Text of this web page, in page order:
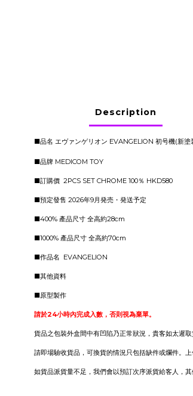
Description
■品名 エヴァンゲリオン EVANGELION 初号機(新
■品牌 MEDICOM TOY
■訂購價 2PCS SET CHROME 100％ HKD580
■預定發售 2026年9月発売・発送予定
■400% 產品尺寸 全高約28cm
■1000% 產品尺寸 全高約70cm
■作品名 EVANGELION
■其他資料
■原型製作
請於24小時內完成入數，否則視為棄單。
貨品之包裝外盒間中有凹陷乃正常狀況，貴客如太遲
請即場驗收貨品，可換貨的情況只包括缺件或爛件。
如貨品派貨量不足，我們會以預訂次序派貨給客人，